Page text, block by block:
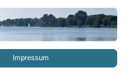
Impressum